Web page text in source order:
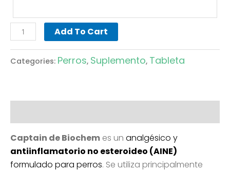
Add To Cart
Categories: Perros, Suplemento, Tableta
Captain de Biochem es un analgésico y
antiinflamatorio no esteroideo (AINE)
formulado para perros. Se utiliza principalmente